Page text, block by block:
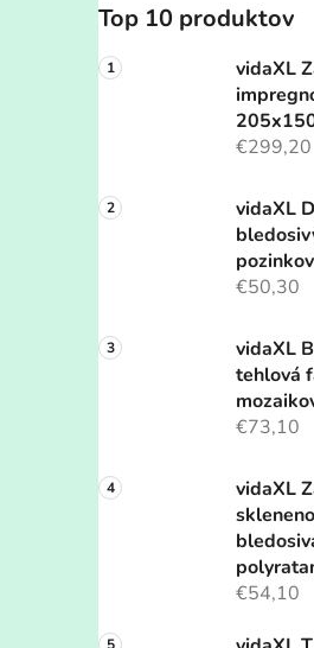
Top 10 produktov
vidaXL
€299,20
vidaXL
€50,30
vidaXL
tehlová
€73,10
vidaXL
€54,10